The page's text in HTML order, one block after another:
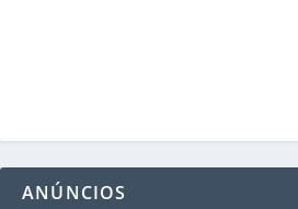
ANÚNCIOS